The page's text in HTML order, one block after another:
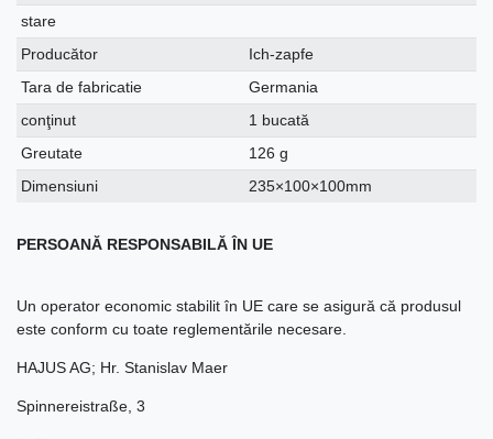
stare
Producător
Ich-zapfe
Tara de fabricatie
Germania
conţinut
1 bucată
Greutate
126 g
Dimensiuni
235×100×100mm
PERSOANĂ RESPONSABILĂ ÎN UE
Un operator economic stabilit în UE care se asigură că produsul
este conform cu toate reglementările necesare.
HAJUS AG; Hr. Stanislav Maer
Spinnereistraße 3